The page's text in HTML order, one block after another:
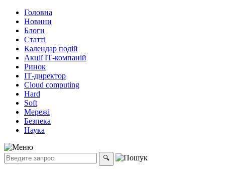
Головна
Новини
Блоги
Статті
Календар подій
Акції ІТ-компаній
Ринок
ІТ-директор
Cloud computing
Hard
Soft
Мережі
Безпека
Наука